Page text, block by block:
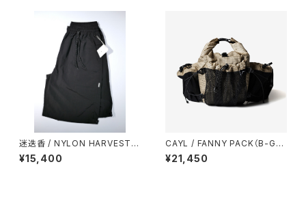
迷迭香 / NYLON HARVEST L
OOSE SHORTS（2026）
¥15,400
CAYL / FANNY PACK（B-GRI
D）
¥21,450